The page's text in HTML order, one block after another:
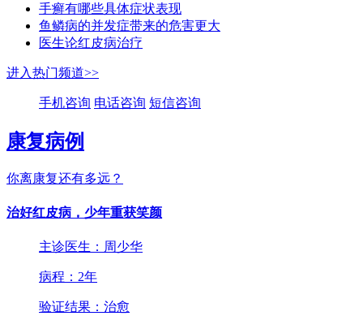
手癣有哪些具体症状表现
鱼鳞病的并发症带来的危害更大
医生论红皮病治疗
进入热门频道>>
手机咨询 电话咨询 短信咨询
康复病例
你离康复还有多远？
治好红皮病，少年重获笑颜
主诊医生：周少华
病程：2年
验证结果：治愈